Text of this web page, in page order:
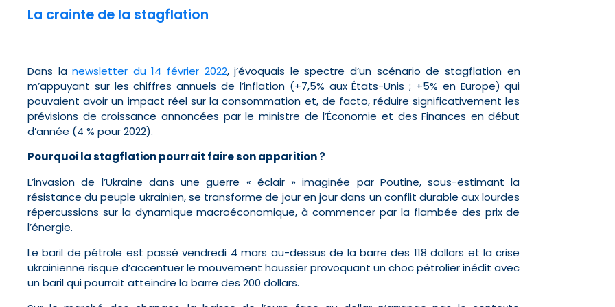
La crainte de la stagflation
Dans lanewsletter du 14 février 2022, j’évoquais le spectre d’un scénario de stagflation en
m’appuyant sur les chiffres annuels de l’inflation (+7,5% aux États-Unis ; +5% en Europe) qui
pouvaient avoir un impact réel sur la consommation et, de facto, réduire significativement les
prévisions de croissance annoncées par le ministre de l’Économie et des Finances en début
d’année (4 % pour 2022).
Pourquoi la stagflation pourrait faire son apparition ?
L’invasion de l’Ukraine dans une guerre « éclair » imaginée par Poutine, sous-estimant la
résistance du peuple ukrainien, se transforme de jour en jour dans un conflit durable aux lourdes
répercussions sur la dynamique macroéconomique, à commencer par la flambée des prix de
l’énergie.
Le baril de pétrole est passé vendredi 4 mars au-dessus de la barre des 118 dollars et la crise
ukrainienne risque d’accentuer le mouvement haussier provoquant un choc pétrolier inédit avec
un baril qui pourrait atteindre la barre des 200 dollars.